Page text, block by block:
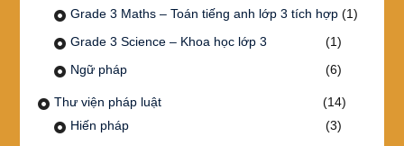
Grade 3 Maths – Toán tiếng anh lớp 3 tích hợp(1)
Grade 3 Science – Khoa học lớp 3
(1)
Ngữ pháp
(6)
Thư viện pháp luật
(14)
Hiến pháp
(3)